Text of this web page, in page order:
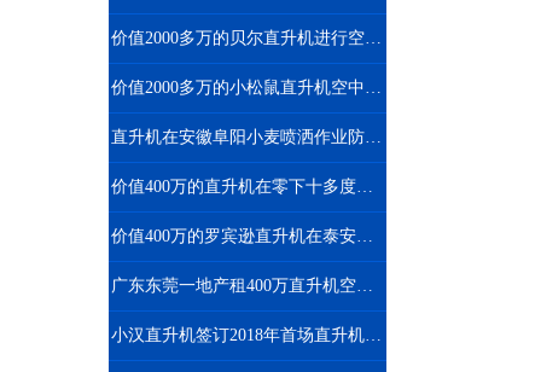
价值2000多万的贝尔直升机进行空中巡检
价值2000多万的小松鼠直升机空中吊装茶树
直升机在安徽阜阳小麦喷洒作业防治赤霉病
价值400万的直升机在零下十多度的北京继续航测
价值400万的罗宾逊直升机在泰安参加商业庆典
广东东莞一地产租400万直升机空中看房
小汉直升机签订2018年首场直升机婚礼合同